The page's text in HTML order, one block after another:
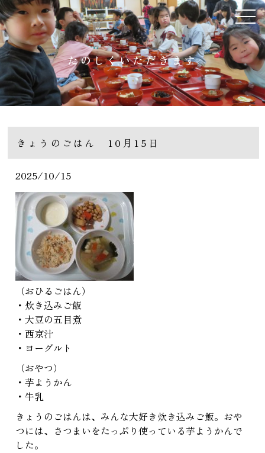
たのしくいただきます
きょうのごはん 10月15日
2025/10/15
（おひるごはん）
・炊き込みご飯
・大豆の五目煮
・西京汁
・ヨーグルト
（おやつ）
・芋ようかん
・牛乳
きょうのごはんは、みんな大好き炊き込みご飯。おや
つには、さつまいをたっぷり使っている芋ようかんで
した。